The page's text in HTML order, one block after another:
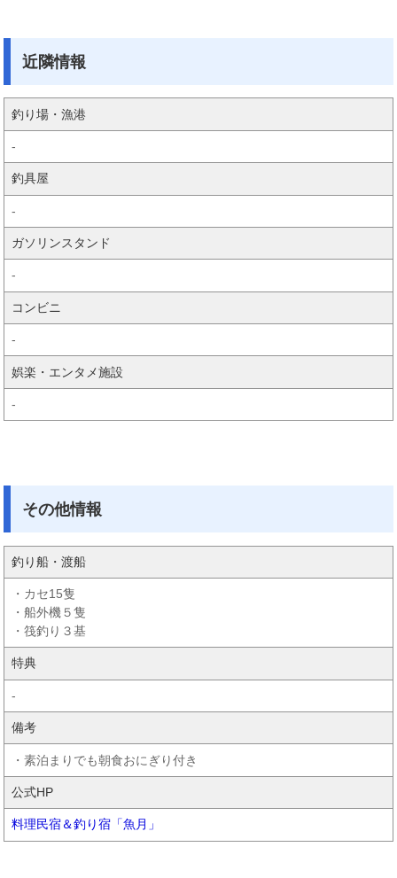
近隣情報
釣り場・漁港
-
釣具屋
-
ガソリンスタンド
-
コンビニ
-
娯楽・エンタメ施設
-
その他情報
釣り船・渡船
・カセ15隻
・船外機５隻
・筏釣り３基
特典
-
備考
・素泊まりでも朝食おにぎり付き
公式HP
料理民宿＆釣り宿「魚月」